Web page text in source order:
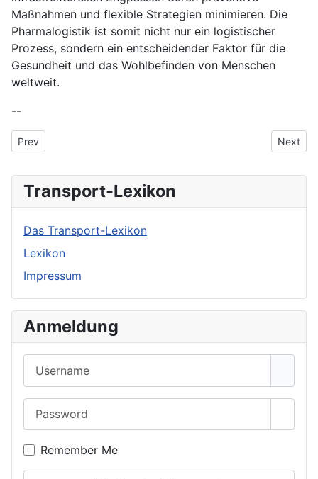
Maßnahmen und flexible Strategien minimieren. Die
Pharmalogistik ist somit nicht nur ein logistischer
Prozess, sondern ein entscheidender Faktor für die
Gesundheit und das Wohlbefinden von Menschen
weltweit.
--
Previous article: Precision Farming
Prev Next
Next
Transport-Lexikon
Das Transport-Lexikon
Lexikon
Impressum
Anmeldung
Remember Me